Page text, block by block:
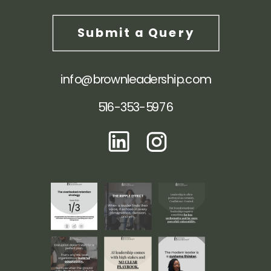
Submit a Query
info@brownleadership.com
516-353-5976